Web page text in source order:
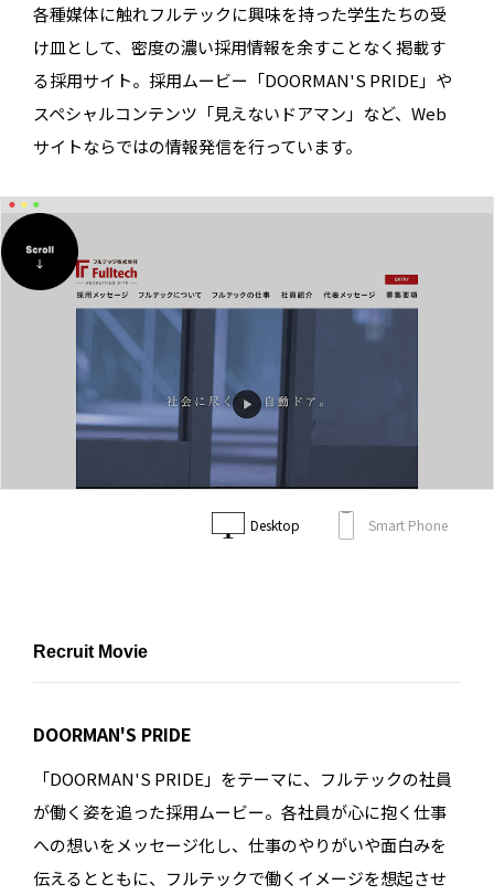
各種媒体に触れフルテックに興味を持った学生たちの受
け皿として、密度の濃い採用情報を余すことなく掲載す
る採用サイト。採用ムービー「DOORMAN'S PRIDE」や
スペシャルコンテンツ「見えないドアマン」など、Web
サイトならではの情報発信を行っています。
Desktop Smart Phone
Recruit Movie
DOORMAN'S PRIDE
「DOORMAN'S PRIDE」をテーマに、フルテックの社員
が働く姿を追った採用ムービー。各社員が心に抱く仕事
への想いをメッセージ化し、仕事のやりがいや面白みを
伝えるとともに、フルテックで働くイメージを想起させ